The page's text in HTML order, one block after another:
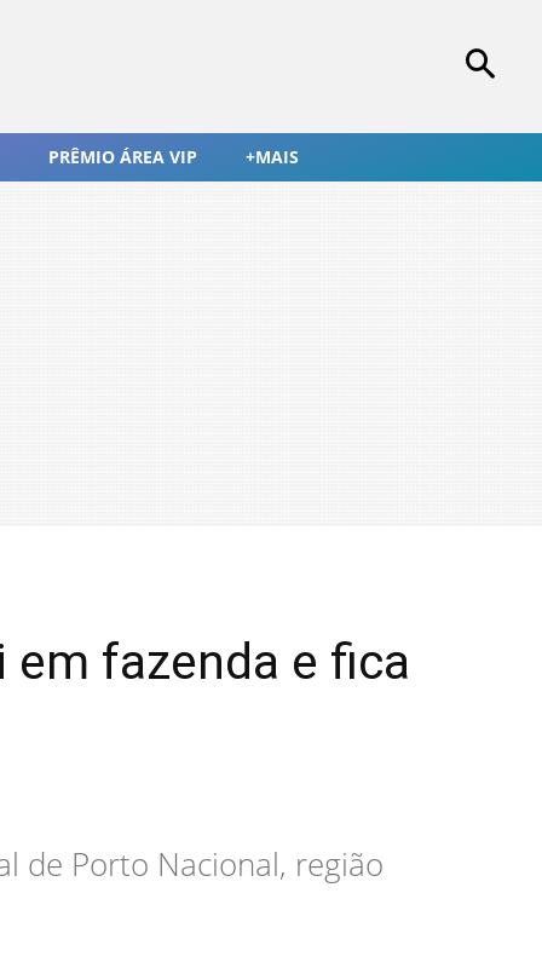
PRÊMIO ÁREA VIP +MAIS
fazenda e fica
de Porto Nacional, região